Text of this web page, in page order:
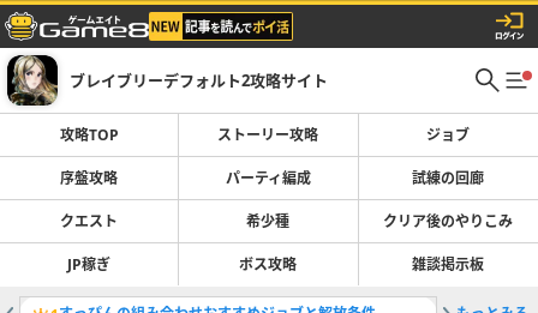
ブレイブリーデフォルト2攻略サイト
攻略TOP ストーリー攻略 ジョブ
序盤攻略 パーティ編成 試練の回廊
クエスト 希少種 クリア後のやりこみ
JP稼ぎ ボス攻略 雑談掲示板